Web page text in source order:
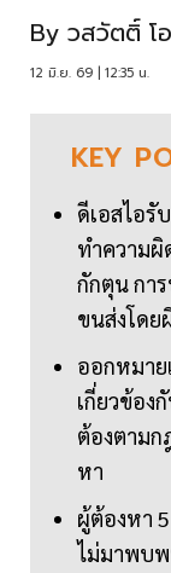
By วสวัตติ์ โ
12 มิ.ย. 69 | 12:35 น.
KEY
ดีเอสไอรั
ทำความผิ
กักตุน กา
ขนส่งโด
ออกหมาย
เกี่ยวข้อง
ต้องตาม
หา
ผู้ต้องหา
ไม่มาพบพ